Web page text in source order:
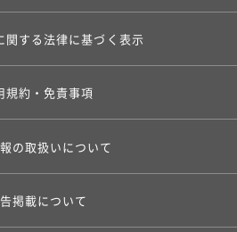
関する法律に基づく表示
規約・免責事項
の取扱いについて
掲載について